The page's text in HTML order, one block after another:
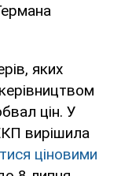
яких
цін. У
вирішила
ціновими